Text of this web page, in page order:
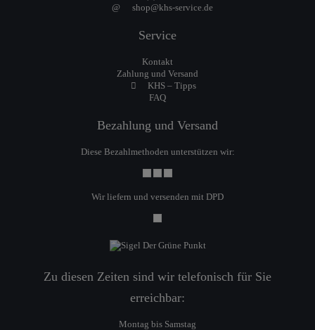
shop@khs-service.de
Service
Kontakt
Zahlung und Versand
KHS – Tipps
FAQ
Bezahlung und Versand
Diese Bezahlmethoden unterstützen wir:
Wir liefern und versenden mit DPD
Zu diesen Zeiten sind wir telefonisch für Sie
erreichbar:
Montag bis Samstag